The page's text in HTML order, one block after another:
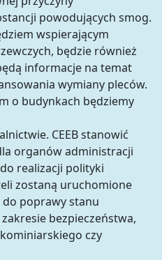
powodujących smog.
wspierającym
będzie również
informacje na temat
wymiany pleców.
o budynkach będziemy
CEEB stanowić
organów administracji
realizacji polityki
zostaną uruchomione
do poprawy stanu
bezpieczeństwa,
czy